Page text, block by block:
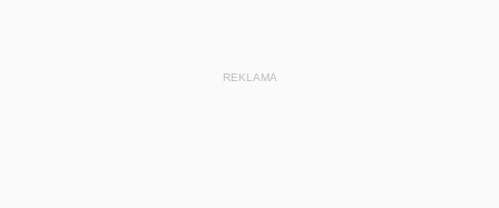
REKLAMA